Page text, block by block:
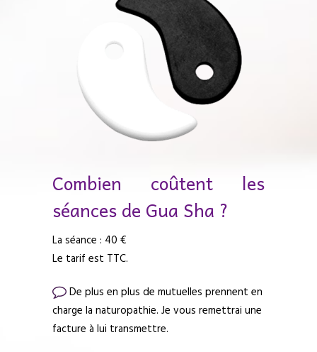
Combien coûtent les
séances de Gua Sha ?
La séance : 40 €
Le tarif est TTC.
De plus en plus de mutuelles prennent en
charge la naturopathie. Je vous remettrai une
facture à lui transmettre.